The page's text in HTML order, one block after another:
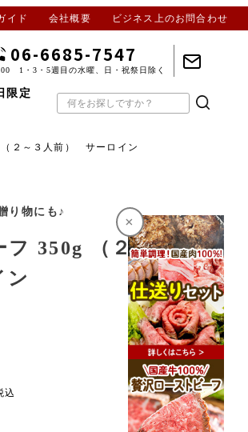
イド 会社概要 ビジネス上のお問合わせ
06-6685-7547
1・3・5週目の水曜、日・祝祭日除く
限定
×
２～３人前） サーロイン
り物にも♪
フ 350g （２～３
込